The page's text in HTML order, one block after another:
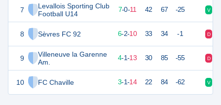
7
Levallois Sporting Club
Football U14
8 Sèvres FC 92
9
Villeneuve la Garenne
Am.
10 FC Chaville
21 18 7-0-11 42 67 -25 V
6-2-10 33 34 -1 D
12 18 4-1-13 30 85 -55 D
3-1-14 22 84 -62 V